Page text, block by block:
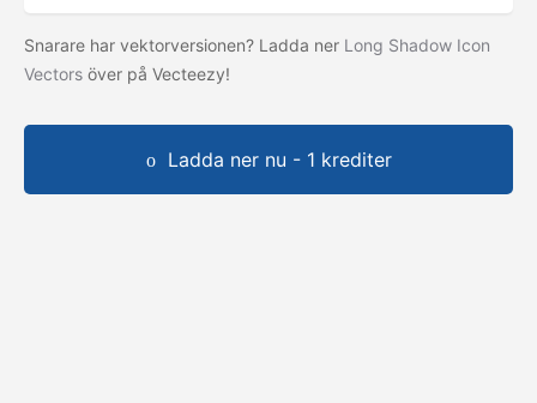
Snarare har vektorversionen? Ladda ner Long Shadow Icon
Vectors över på Vecteezy!
Ladda ner nu - 1 krediter